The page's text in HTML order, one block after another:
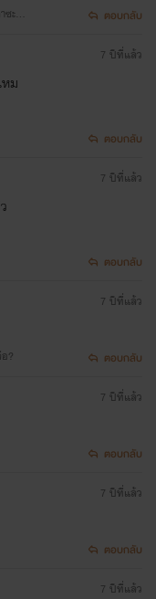
ยๆ นะคะ
ซะแ
ตอบกลับ
ม
7 ปีที่แล้ว
ตอบกลับ
7 ปีที่แล้ว
ตอบกลับ
?
7 ปีที่แล้ว
ตอบกลับ
7 ปีที่แล้ว
ตอบกลับ
7 ปีที่แล้ว
ตอบกลับ
7 ปีที่แล้ว